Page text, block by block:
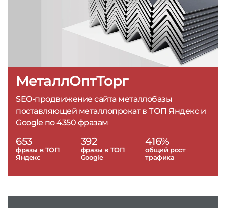
МеталлОптТорг
SEO-продвижение сайта металлобазы
поставляющей металлопрокат в ТОП Яндекс и
Google по 4350 фразам
653
фразы в ТОП
Яндекс
392
фразы в ТОП
Google
416%
общий рост
трафика